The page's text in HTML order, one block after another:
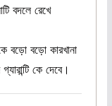
বদলে রেখে
বড়ো বড়ো কারখানা
কে দেবে।